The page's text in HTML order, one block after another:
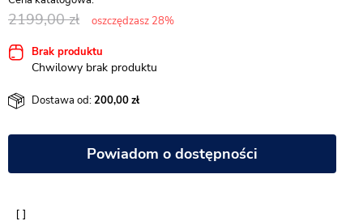
2199,00 oszczędzasz 28%
Brak produktu
Chwilowy brak produktu
Dostawa od:200,00
Powiadom o dostępności